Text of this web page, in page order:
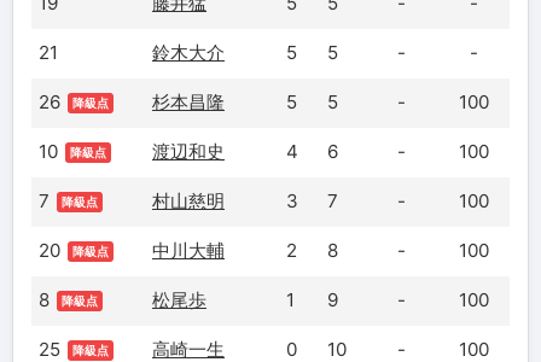
21 鈴木大介 5 5 - -
26 降級点 杉本昌隆 5 5 - 100
10 降級点 渡辺和史 4 6 - 100
7 降級点 村山慈明 3 7 - 100
20 降級点 中川大輔 2 8 - 100
8 降級点 松尾歩 1 9 - 100
25 降級点 高崎一生 0 10 - 100